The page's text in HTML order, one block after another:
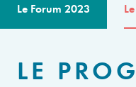
Le Forum 2023
LE